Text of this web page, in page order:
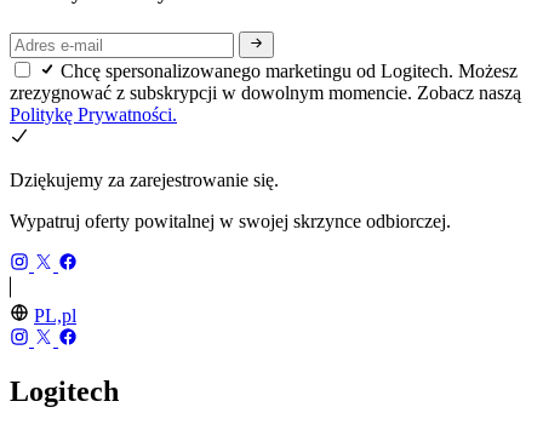
Chcę spersonalizowanego marketingu od Logitech. Możesz
zrezygnować z subskrypcji w dowolnym momencie. Zobacz naszą
Politykę Prywatności.
Dziękujemy za zarejestrowanie się.
Wypatruj oferty powitalnej w swojej skrzynce odbiorczej.
PL,pl
Logitech